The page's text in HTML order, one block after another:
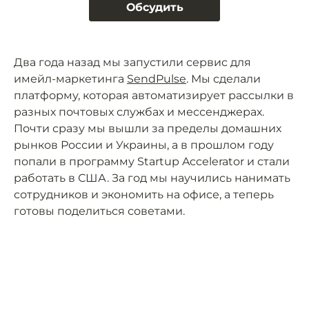
Обсудить
Два года назад мы запустили сервис для
имейл-маркетинга SendPulse. Мы сделали
платформу, которая автоматизирует рассылки в
разных почтовых службах и мессенджерах.
Почти сразу мы вышли за пределы домашних
рынков России и Украины, а в прошлом году
попали в программу Startup Accelerator и стали
работать в США. За год мы научились нанимать
сотрудников и экономить на офисе, а теперь
готовы поделиться советами.